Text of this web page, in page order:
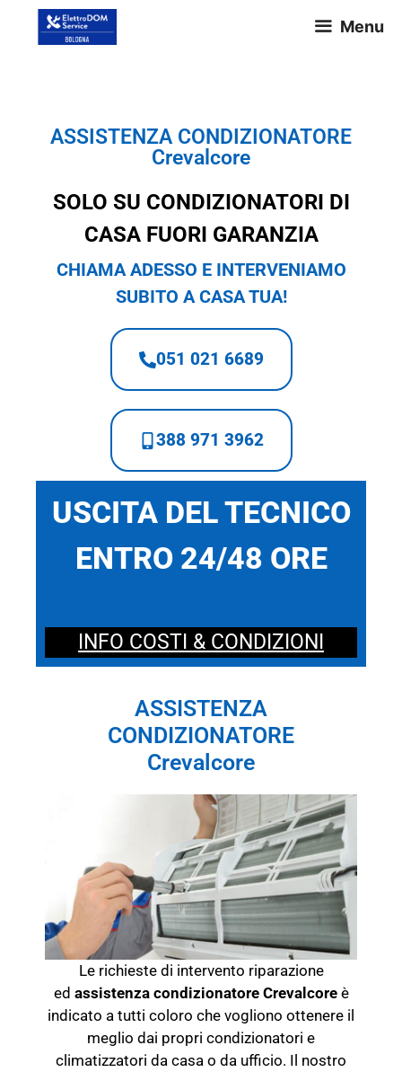
Menu
ASSISTENZA CONDIZIONATORE
Crevalcore
SOLO SU CONDIZIONATORI DI
CASA FUORI GARANZIA
CHIAMA ADESSO E INTERVENIAMO
SUBITO A CASA TUA!
051 021 6689
388 971 3962
USCITA DEL TECNICO
ENTRO 24/48 ORE
INFO COSTI & CONDIZIONI
ASSISTENZA
CONDIZIONATORE
Crevalcore
Le richieste di intervento riparazione
ed assistenza condizionatore Crevalcoreè
indicato a tutti coloro che vogliono ottenere il
meglio dai propri condizionatori e
climatizzatori da casa o da ufficio. Il nostro